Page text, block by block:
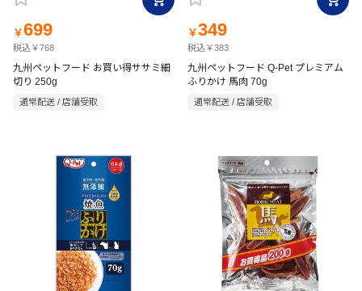
￥699
税込￥768
九州ペットフード お買い得ササミ細
切り 250g
通常配送 / 店舗受取
￥349
税込￥383
九州ペットフード Q-Pet プレミアム
ふりかけ 馬肉 70g
通常配送 / 店舗受取